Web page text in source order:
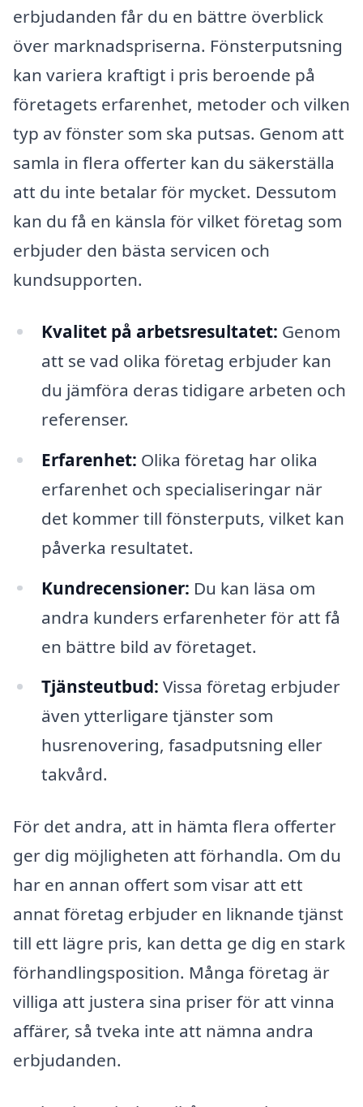
erbjudanden får du en bättre överblick
över marknadspriserna. Fönsterputsning
kan variera kraftigt i pris beroende på
företagets erfarenhet, metoder och vilken
typ av fönster som ska putsas. Genom att
samla in flera offerter kan du säkerställa
att du inte betalar för mycket. Dessutom
kan du få en känsla för vilket företag som
erbjuder den bästa servicen och
kundsupporten.
Kvalitet på arbetsresultatet: Genom
att se vad olika företag erbjuder kan
du jämföra deras tidigare arbeten och
referenser.
Erfarenhet: Olika företag har olika
erfarenhet och specialiseringar när
det kommer till fönsterputs, vilket kan
påverka resultatet.
Kundrecensioner: Du kan läsa om
andra kunders erfarenheter för att få
en bättre bild av företaget.
Tjänsteutbud: Vissa företag erbjuder
även ytterligare tjänster som
husrenovering, fasadputsning eller
takvård.
För det andra, att in hämta flera offerter
ger dig möjligheten att förhandla. Om du
har en annan offert som visar att ett
annat företag erbjuder en liknande tjänst
till ett lägre pris, kan detta ge dig en stark
förhandlingsposition. Många företag är
villiga att justera sina priser för att vinna
affärer, så tveka inte att nämna andra
erbjudanden.